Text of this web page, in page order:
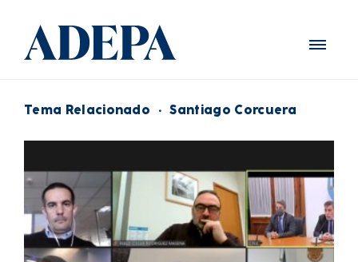
Tema Relacionado · Santiago Corcuera